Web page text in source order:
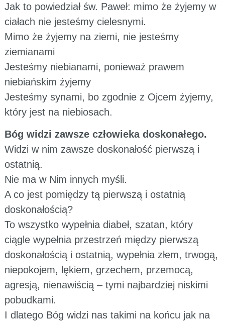
Jak to powiedział św. Paweł: mimo że żyjemy w
ciałach nie jesteśmy cielesnymi.
Mimo że żyjemy na ziemi, nie jesteśmy
ziemianami
Jesteśmy niebianami, ponieważ prawem
niebiańskim żyjemy
Jesteśmy synami, bo zgodnie z Ojcem żyjemy,
który jest na niebiosach.
Bóg widzi zawsze człowieka doskonałego.
Widzi w nim zawsze doskonałość pierwszą i
ostatnią.
Nie ma w Nim innych myśli.
A co jest pomiędzy tą pierwszą i ostatnią
doskonałością?
To wszystko wypełnia diabeł, szatan, który
ciągle wypełnia przestrzeń między pierwszą
doskonałością i ostatnią, wypełnia złem, trwogą,
niepokojem, lękiem, grzechem, przemocą,
agresją, nienawiścią – tymi najbardziej niskimi
pobudkami.
I dlatego Bóg widzi nas takimi na końcu jak na